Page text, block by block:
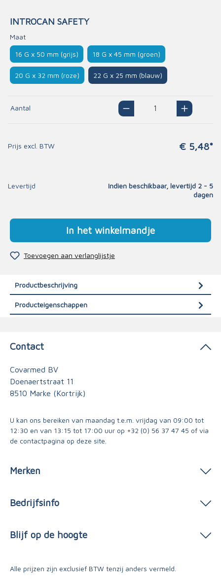
INTROCAN SAFETY
Maat
16 G x 50 mm (grijs) 18 G x 45 mm (groen)
20 G x 32 mm (roze) 22 G x 25 mm (blauw)
Aantal
Prijs excl. BTW € 5,48*
Levertijd
Indien beschikbaar, levertijd 2 - 5
dagen
In het winkelmandje
Toevoegen aan verlanglijstje
Productbeschrijving
Producteigenschappen
Contact
Covarmed BV
Doenaertstraat 11
8510 Marke (Kortrijk)
U kan ons bereiken van maandag t.e.m. vrijdag van 09:00 tot
12:30 en van 13:15 tot 17:00 uur op +32 (0) 56 37 47 45 of via
de contactpagina op deze site.
Merken
Bedrijfsinfo
Blijf op de hoogte
Alle prijzen zijn exclusief BTW tenzij anders vermeld.